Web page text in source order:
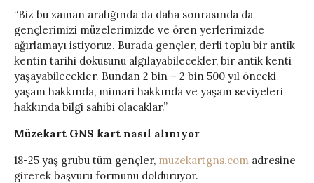
“Biz bu zaman aralığında da daha sonrasında da
gençlerimizi müzelerimizde ve ören yerlerimizde
ağırlamayı istiyoruz. Burada gençler, derli toplu bir antik
kentin tarihi dokusunu algılayabilecekler, bir antik kenti
yaşayabilecekler. Bundan 2 bin – 2 bin 500 yıl önceki
yaşam hakkında, mimari hakkında ve yaşam seviyeleri
hakkında bilgi sahibi olacaklar.”
Müzekart GNS kart nasıl alınıyor
18-25 yaş grubu tüm gençler, muzekartgns.com adresine
girerek başvuru formunu dolduruyor.